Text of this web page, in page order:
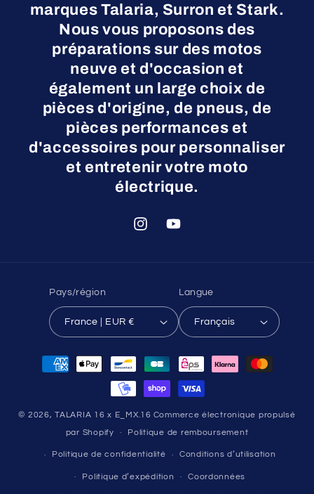
marques Talaria, Surron et Stark.
Nous vous proposons des
préparations sur des motos
neuve et d'occasion et
également un large choix de
pièces d'origine, de pneus, de
pièces performances et
d'accessoires pour personnaliser
et entretenir votre moto
électrique.
InstagramYouTube
Pays/région
France | EUR €
Langue
Français
Moyens
© 2026,TALARIA 16 x E_MX.16 Commerce électronique propulsé
par Shopify Politique de remboursement
Politique de confidentialité Conditions d’utilisation
Politique d’expédition Coordonnées